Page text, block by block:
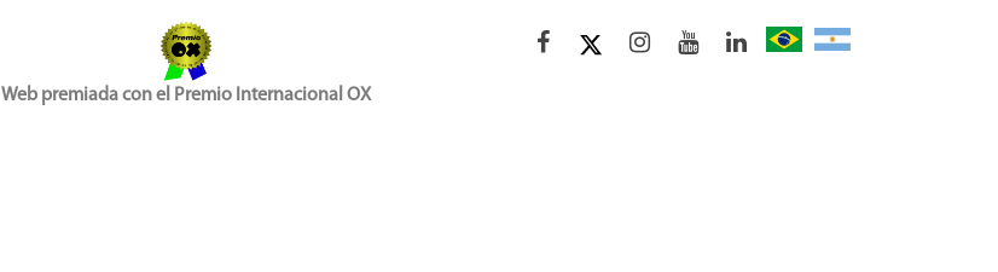
Web premiada con el Premio Internacional OX